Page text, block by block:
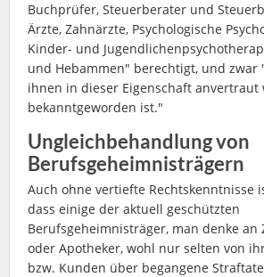
Buchprüfer, Steuerberater und
Ärzte, Zahnärzte, Psychologische
Kinder- und
und Hebammen" berechtigt, und zwar
ihnen in dieser Eigenschaft anvertraut
bekanntgeworden ist."
Ungleichbehandlung von
Berufsgeheimnisträgern
Auch ohne vertiefte Rechtskenntnisse
dass einige der aktuell geschützten
Berufsgeheimnisträger, man denke an
oder Apotheker, wohl nur selten von
bzw. Kunden über begangene